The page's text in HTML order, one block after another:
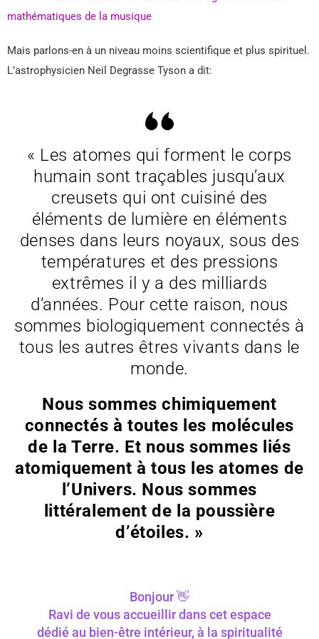
mathématiques de la musique
Mais parlons-en à un niveau moins scientifique et plus spirituel.
L’astrophysicien Neil Degrasse Tyson a dit:
« Les atomes qui forment le corps
humain sont traçables jusqu’aux
creusets qui ont cuisiné des
éléments de lumière en éléments
denses dans leurs noyaux, sous des
températures et des pressions
extrêmes il y a des milliards
d’années. Pour cette raison, nous
sommes biologiquement connectés à
tous les autres êtres vivants dans le
monde.
Nous sommes chimiquement
connectés à toutes les molécules
de la Terre. Et nous sommes liés
atomiquement à tous les atomes de
l’Univers. Nous sommes
littéralement de la poussière
d’étoiles. »
Bonjour 👋
Ravi de vous accueillir dans cet espace
dédié au bien-être intérieur, à la spiritualité